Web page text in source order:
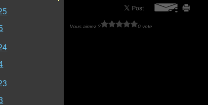
Vous aimez ? 0 vote